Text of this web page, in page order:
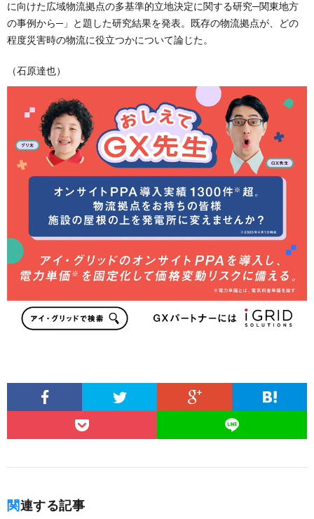
に向けた広域物流拠点の多基準的立地決定に関する研究─関東地方
の事例から─」と題した研究結果を発表。既存の物流拠点が、どの
程度災害時の物流に役立つかについて論じた。
（石原達也）
関連する記事